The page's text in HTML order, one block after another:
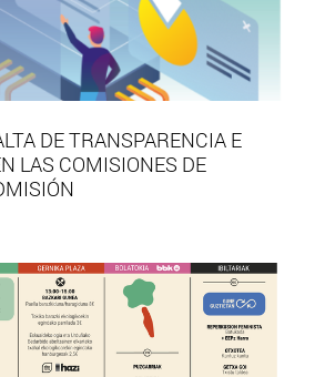
DE TRANSPARENCIA E
LAS COMISIONES DE